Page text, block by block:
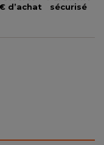
d’achat
sécurisé